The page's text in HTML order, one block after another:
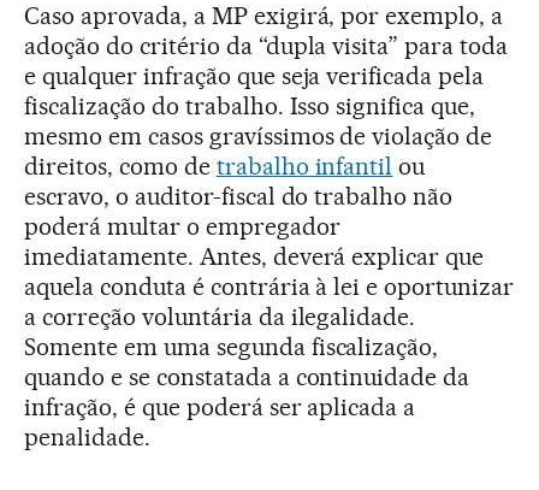
Caso aprovada, a MP exigirá, por exemplo, a
adoção do critério da “dupla visita” para toda
e qualquer infração que seja verificada pela
fiscalização do trabalho. Isso significa que,
mesmo em casos gravíssimos de violação de
direitos, como de trabalho infantil ou
escravo, o auditor-fiscal do trabalho não
poderá multar o empregador
imediatamente. Antes, deverá explicar que
aquela conduta é contrária à lei e oportunizar
a correção voluntária da ilegalidade.
Somente em uma segunda fiscalização,
quando e se constatada a continuidade da
infração, é que poderá ser aplicada a
penalidade.